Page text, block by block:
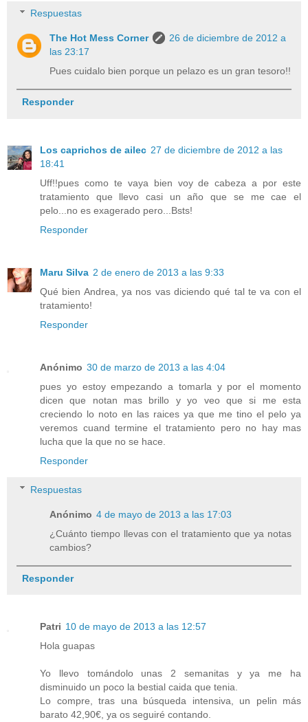
Respuestas
The Hot Mess Corner
26 de diciembre de 2012 a
las 23:17
Pues cuidalo bien porque un pelazo es un gran tesoro!!
Responder
Los caprichos de ailec 27 de diciembre de 2012 a las
18:41
Uff!!pues como te vaya bien voy de cabeza a por este
tratamiento que llevo casi un año que se me cae el
pelo...no es exagerado pero...Bsts!
Responder
Maru Silva 2 de enero de 2013 a las 9:33
Qué bien Andrea, ya nos vas diciendo qué tal te va con el
tratamiento!
Responder
Anónimo 30 de marzo de 2013 a las 4:04
pues yo estoy empezando a tomarla y por el momento
dicen que notan mas brillo y yo veo que si me esta
creciendo lo noto en las raices ya que me tino el pelo ya
veremos cuand termine el tratamiento pero no hay mas
lucha que la que no se hace.
Responder
Respuestas
Anónimo 4 de mayo de 2013 a las 17:03
¿Cuánto tiempo llevas con el tratamiento que ya notas
cambios?
Responder
Patri 10 de mayo de 2013 a las 12:57
Hola guapas
Yo llevo tomándolo unas 2 semanitas y ya me ha
disminuido un poco la bestial caida que tenia.
Lo compre, tras una búsqueda intensiva, un pelin más
barato 42,90€, ya os seguiré contando.